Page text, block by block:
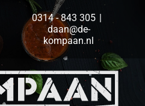
0314 - 843 305 |
daan@de-
kompaan.nl